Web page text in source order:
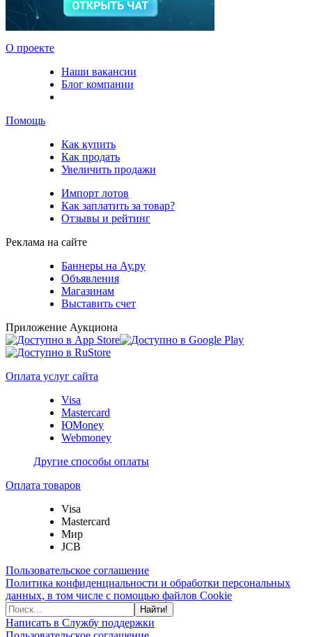
О проекте
Наши вакансии
Блог компании
Помощь
Как купить
Как продать
Увеличить продажи
Импорт лотов
Как заплатить за товар?
Отзывы и рейтинг
Реклама на сайте
Баннеры на Ау.ру
Объявления
Магазинам
Выставить счет
Приложение Аукциона
Оплата услуг сайта
Visa
Mastercard
ЮMoney
Webmoney
Другие способы оплаты
Оплата товаров
Visa
Mastercard
Мир
JCB
Пользовательское соглашение
Политика конфиденциальности и обработки персональных
данных, в том числе с помощью файлов Cookie
Найти!
Написать в Службу поддержки